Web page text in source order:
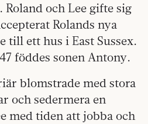
och Lee gifte sig
Rolands nya
till ett hus i East Sussex.
föddes sonen Antony.
blomstrade med stora
och sedermera en
med tiden att jobba och